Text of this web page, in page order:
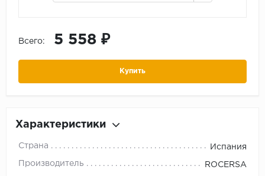
Всего: 5 558 ₽
Купить
Характеристики
Страна Испания
Производитель ROCERSA